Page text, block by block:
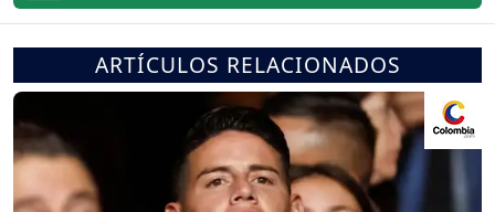
ARTÍCULOS RELACIONADOS